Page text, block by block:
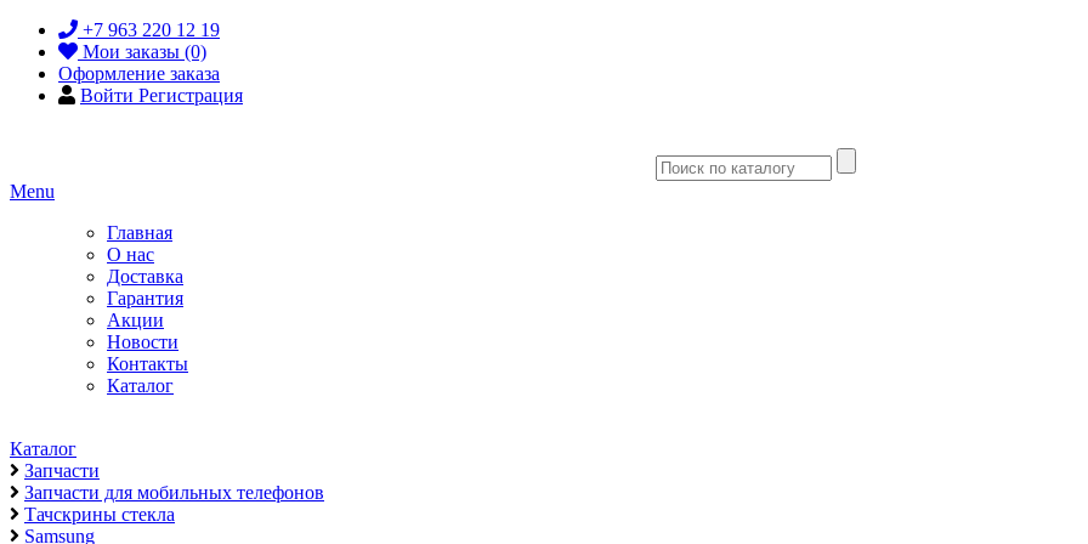
+7 963 220 12 19
Мои заказы (0)
Оформление заказа
Войти Регистрация
Menu
Главная
О нас
Доставка
Гарантия
Акции
Новости
Контакты
Каталог
Каталог
Запчасти
Запчасти для мобильных телефонов
Тачскрины стекла
Samsung